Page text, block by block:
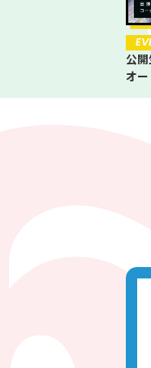
公開
オー
お
特
ポが